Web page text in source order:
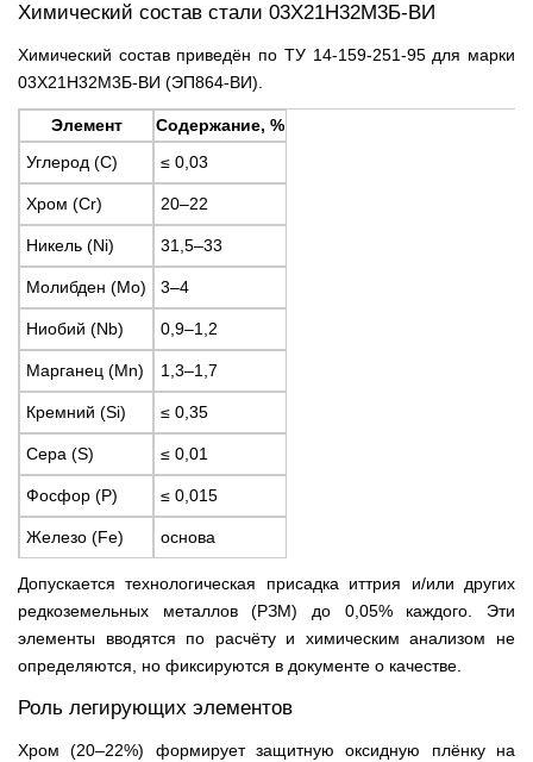
Химический состав стали 03Х21Н32М3Б-ВИ
Химический состав приведён по ТУ 14-159-251-95 для марки
03Х21Н32М3Б-ВИ (ЭП864-ВИ).
Элемент
Содержание, %
Углерод (C)
≤ 0,03
Хром (Cr) 20–22
Никель (Ni) 31,5–33
Молибден (Mo) 3–4
Ниобий (Nb) 0,9–1,2
Марганец (Mn) 1,3–1,7
Кремний (Si) ≤ 0,35
Сера (S) ≤ 0,01
Фосфор (P) ≤ 0,015
Железо (Fe) основа
Допускается технологическая присадка иттрия и/или других
редкоземельных металлов (РЗМ) до 0,05% каждого. Эти
элементы вводятся по расчёту и химическим анализом не
определяются, но фиксируются в документе о качестве.
Роль легирующих элементов
Хром (20–22%) формирует защитную оксидную плёнку на